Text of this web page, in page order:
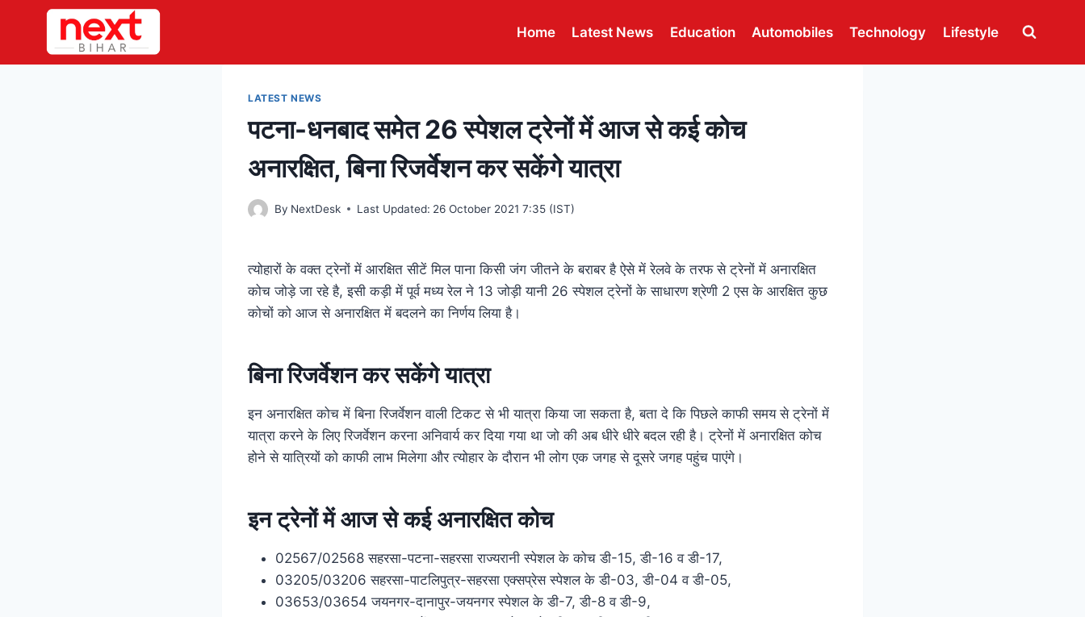
content
Home Latest News Education Automobiles Technology Lifestyle
LATEST NEWS
पटना-धनबाद समेत 26 स्पेशल ट्रेनों में आज से कई कोच
अनारक्षित, बिना रिजर्वेशन कर सकेंगे यात्रा
By NextDesk Last Updated: 26 October 2021 7:35 (IST)
त्योहारों के वक्त ट्रेनों में आरक्षित सीटें मिल पाना किसी जंग जीतने के बराबर है ऐसे में रेलवे के तरफ से ट्रेनों में अनारक्षित
कोच जोड़े जा रहे है, इसी कड़ी में पूर्व मध्य रेल ने 13 जोड़ी यानी 26 स्पेशल ट्रेनों के साधारण श्रेणी 2 एस के आरक्षित कुछ
कोचों को आज से अनारक्षित में बदलने का निर्णय लिया है।
बिनारिजर्वेशनकर सकेंगे यात्रा
इन अनारक्षित कोच में बिनारिजर्वेशन वाली टिकट से भी यात्रा किया जा सकता है, बता दे कि पिछले काफी समय से ट्रेनों में
यात्रा करने के लिएरिजर्वेशन करना अनिवार्य कर दिया गया था जो की अब धीरे धीरे बदल रही है। ट्रेनों में अनारक्षित कोच
होने से यात्रियों को काफी लाभ मिलेगा और त्योहार के दौरान भी लोग एक जगह से दूसरे जगह पहुंच पाएंगे।
इन ट्रेनों में आज से कई अनारक्षित कोच
02567/02568 सहरसा-पटना-सहरसा राज्यरानी स्पेशल के कोच डी-15, डी-16 व डी-17,
03205/03206 सहरसा-पाटलिपुत्र-सहरसा एक्सप्रेस स्पेशल के डी-03, डी-04 व डी-05,
03653/03654 जयनगर-दानापुर-जयनगर स्पेशल के डी-7, डी-8 व डी-9,